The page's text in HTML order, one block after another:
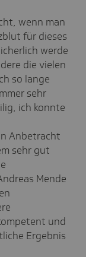
wenn man
für dieses
werde
die vielen
so lange
sehr
ich konnte
Anbetracht
sehr gut
Mende
und
Ergebnis